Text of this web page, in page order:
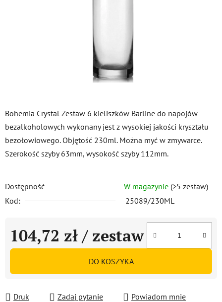
Bohemia Crystal Zestaw 6 kieliszków Barline do napojów
bezalkoholowych wykonany jest z wysokiej jakości kryształu
bezołowiowego. Objętość 230ml. Można myć w zmywarce.
Szerokość szyby 63mm, wysokość szyby 112mm.
Dostępność W magazynie (>5 zestaw)
Kod:
25089/230ML
104,72 zł / zestaw
Cena jednostkowa:
DO KOSZYKA
Druk Zadaj pytanie
Powiadom mnie